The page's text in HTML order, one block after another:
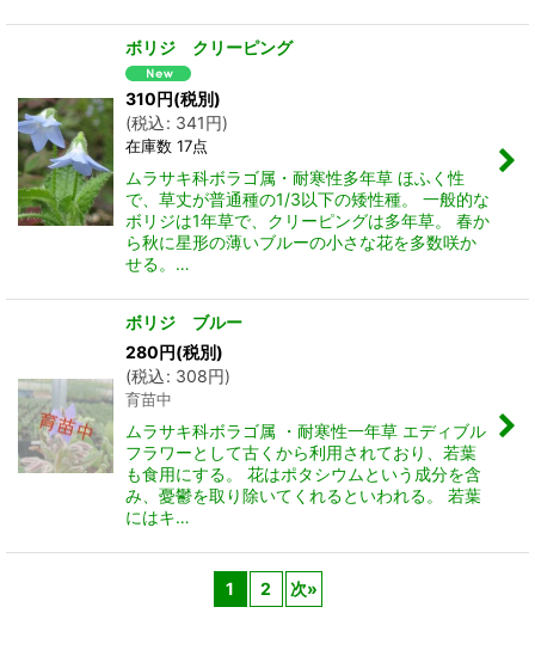
ボリジ クリーピング
310円(税別)
(税込: 341円)
在庫数 17点
ムラサキ科ボラゴ属・耐寒性多年草 ほふく性
で、草丈が普通種の1/3以下の矮性種。 一般的な
ボリジは1年草で、クリーピングは多年草。 春か
ら秋に星形の薄いブルーの小さな花を多数咲か
せる。…
ボリジ ブルー
280円(税別)
(税込: 308円)
育苗中
ムラサキ科ボラゴ属 ・耐寒性一年草 エディブル
フラワーとして古くから利用されており、若葉
も食用にする。 花はポタシウムという成分を含
み、憂鬱を取り除いてくれるといわれる。 若葉
にはキ…
1 2 次»